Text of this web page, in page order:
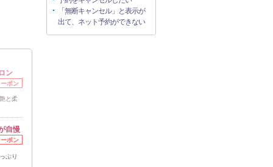
ン
ポン
と柔
自慢
ポン
ぷり
「無断キャンセル」と表示が
出て、ネット予約ができない